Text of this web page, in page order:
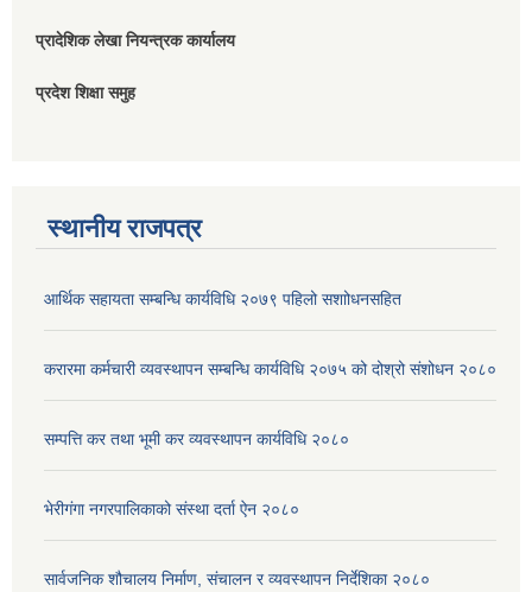
प्रादेशिक लेखा नियन्त्रक कार्यालय
प्रदेश शिक्षा समुह
स्थानीय राजपत्र
आर्थिक सहायता सम्बन्धि कार्यविधि २०७९ पहिलो स‌शाोधनसहित
करारमा कर्मचारी व्यवस्थापन सम्बन्धि कार्यविधि २०७५ को दोश्रो संशोधन २०८०
सम्पत्ति कर तथा भूमी कर व्यवस्थापन कार्यविधि २०८०
भेरीगंगा नगरपालिकाको संस्था दर्ता ऐन २०८०
सार्वजनिक शौचालय निर्माण, संचालन र व्यवस्थापन निर्देशिका २०८०